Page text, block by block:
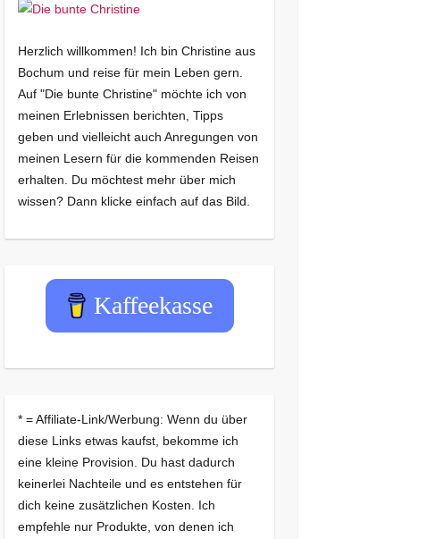
Herzlich willkommen! Ich bin Christine aus
Bochum und reise für mein Leben gern.
Auf "Die bunte Christine" möchte ich von
meinen Erlebnissen berichten, Tipps
geben und vielleicht auch Anregungen von
meinen Lesern für die kommenden Reisen
erhalten. Du möchtest mehr über mich
wissen? Dann klicke einfach auf das Bild.
Kaffeekasse
* = Affiliate-Link/Werbung: Wenn du über
diese Links etwas kaufst, bekomme ich
eine kleine Provision. Du hast dadurch
keinerlei Nachteile und es entstehen für
dich keine zusätzlichen Kosten. Ich
empfehle nur Produkte, von denen ich